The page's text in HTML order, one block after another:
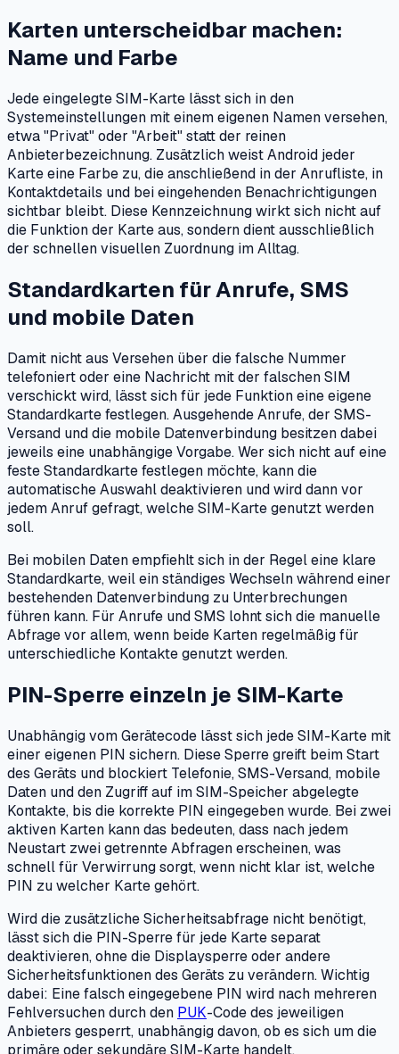
Karten unterscheidbar machen:
Name und Farbe
Jede eingelegte SIM-Karte lässt sich in den
Systemeinstellungen mit einem eigenen Namen versehen,
etwa "Privat" oder "Arbeit" statt der reinen
Anbieterbezeichnung. Zusätzlich weist Android jeder
Karte eine Farbe zu, die anschließend in der Anrufliste, in
Kontaktdetails und bei eingehenden Benachrichtigungen
sichtbar bleibt. Diese Kennzeichnung wirkt sich nicht auf
die Funktion der Karte aus, sondern dient ausschließlich
der schnellen visuellen Zuordnung im Alltag.
Standardkarten für Anrufe, SMS
und mobile Daten
Damit nicht aus Versehen über die falsche Nummer
telefoniert oder eine Nachricht mit der falschen SIM
verschickt wird, lässt sich für jede Funktion eine eigene
Standardkarte festlegen. Ausgehende Anrufe, der SMS-
Versand und die mobile Datenverbindung besitzen dabei
jeweils eine unabhängige Vorgabe. Wer sich nicht auf eine
feste Standardkarte festlegen möchte, kann die
automatische Auswahl deaktivieren und wird dann vor
jedem Anruf gefragt, welche SIM-Karte genutzt werden
soll.
Bei mobilen Daten empfiehlt sich in der Regel eine klare
Standardkarte, weil ein ständiges Wechseln während einer
bestehenden Datenverbindung zu Unterbrechungen
führen kann. Für Anrufe und SMS lohnt sich die manuelle
Abfrage vor allem, wenn beide Karten regelmäßig für
unterschiedliche Kontakte genutzt werden.
PIN-Sperre einzeln je SIM-Karte
Unabhängig vom Gerätecode lässt sich jede SIM-Karte mit
einer eigenen PIN sichern. Diese Sperre greift beim Start
des Geräts und blockiert Telefonie, SMS-Versand, mobile
Daten und den Zugriff auf im SIM-Speicher abgelegte
Kontakte, bis die korrekte PIN eingegeben wurde. Bei zwei
aktiven Karten kann das bedeuten, dass nach jedem
Neustart zwei getrennte Abfragen erscheinen, was
schnell für Verwirrung sorgt, wenn nicht klar ist, welche
PIN zu welcher Karte gehört.
Wird die zusätzliche Sicherheitsabfrage nicht benötigt,
lässt sich die PIN-Sperre für jede Karte separat
deaktivieren, ohne die Displaysperre oder andere
Sicherheitsfunktionen des Geräts zu verändern. Wichtig
dabei: Eine falsch eingegebene PIN wird nach mehreren
Fehlversuchen durch den PUK-Code des jeweiligen
Anbieters gesperrt, unabhängig davon, ob es sich um die
primäre oder sekundäre SIM-Karte handelt.